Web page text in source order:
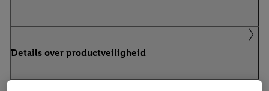
Details over productveiligheid